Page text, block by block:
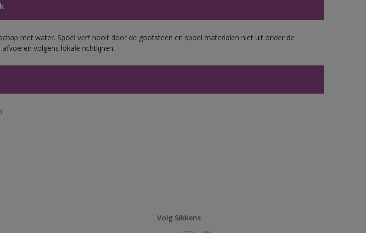
met water. Spoel verf nooit door de gootsteen en spoel materialen niet uit onder de
afvoeren volgens lokale richtlijnen.
Volg Sikkens